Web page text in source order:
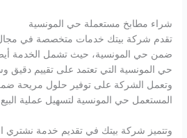
شراء مطابخ مستعملة حي المونسية
تقدم شركة بيتك خدمات متخصصة في مجال
ضمن حي المونسية، حيث تشمل الخدمة
حي المونسية التي تعتمد على تقييم دقيق
وتعمل الشركة على توفير حلول مريحة
المستعمل حي المونسية لتسهيل عملية
وتتميز شركة بيتك في تقديم خدمة نشتري